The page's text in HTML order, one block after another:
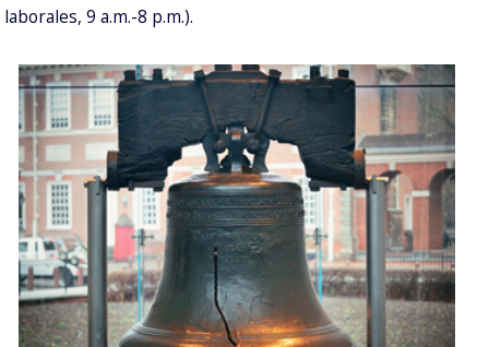
laborales, 9 a.m.-8 p.m.).